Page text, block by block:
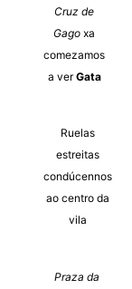
Cruz de
Gago xa
comezamos
a verGata
Ruelas
estreitas
condúcennos
ao centro da
vila
Praza da